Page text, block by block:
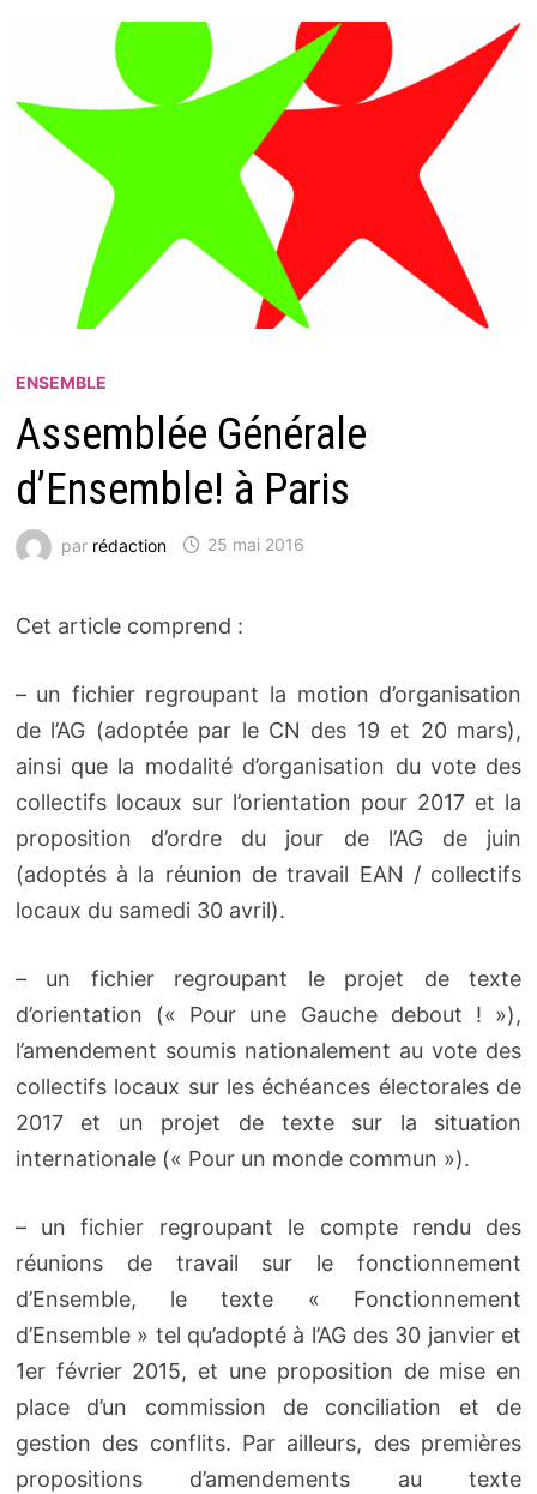
ENSEMBLE
Assemblée Générale
d’Ensemble! à Paris
par rédaction 25 mai 2016
Cet article comprend :
– un fichier regroupant la motion d’organisation
de l’AG (adoptée par le CN des 19 et 20 mars),
ainsi que la modalité d’organisation du vote des
collectifs locaux sur l’orientation pour 2017 et la
proposition d’ordre du jour de l’AG de juin
(adoptés à la réunion de travail EAN / collectifs
locaux du samedi 30 avril).
– un fichier regroupant le projet de texte
d’orientation (« Pour une Gauche debout ! »),
l’amendement soumis nationalement au vote des
collectifs locaux sur les échéances électorales de
2017 et un projet de texte sur la situation
internationale (« Pour un monde commun »).
– un fichier regroupant le compte rendu des
réunions de travail sur le fonctionnement
d’Ensemble, le texte « Fonctionnement
d’Ensemble » tel qu’adopté à l’AG des 30 janvier et
1er février 2015, et une proposition de mise en
place d’un commission de conciliation et de
gestion des conflits. Par ailleurs, des premières
propositions d’amendements au texte